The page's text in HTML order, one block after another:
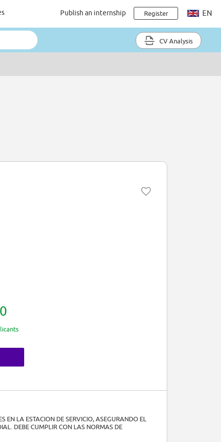
Publish an internship Register EN
CV Analysis
0
EN LA ESTACION DE SERVICIO, ASEGURANDO EL
DEBE CUMPLIR CON LAS NORMAS DE